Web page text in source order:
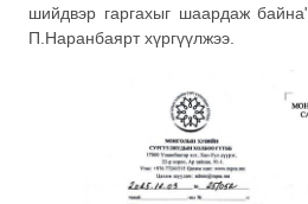
шийдвэр гаргахыг шаардаж
П.Наранбаярт хүргүүлжээ.